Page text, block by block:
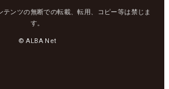
テンツの無断での転載、転用、コピー等は禁じま
す。
© ALBA Net